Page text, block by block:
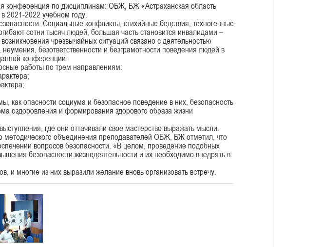
по дисциплинам: ОБЖ, БЖ «Астраханская область
2021-2022 учебном году.
Социальные конфликты, стихийные бедствия, техногенные
сотни тысяч людей, большая часть становится инвалидами –
чрезвычайных ситуаций связано с деятельностью
безответственности и безграмотности поведения людей в
конференции.
работы по трем направлениям:
как опасности социума и безопасное поведение в них, безопасность
оздоровления и формирования здорового образа жизни
где они оттачивали свое мастерство выражать мысли.
объединения преподавателей ОБЖ, БЖ отметил, что
вопросов безопасности. «В целом, проведение подобных
безопасности жизнедеятельности и их необходимо внедрять в
многие из них выразили желание вновь организовать встречу.